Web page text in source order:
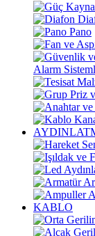
Pano
Alarm
KABLO